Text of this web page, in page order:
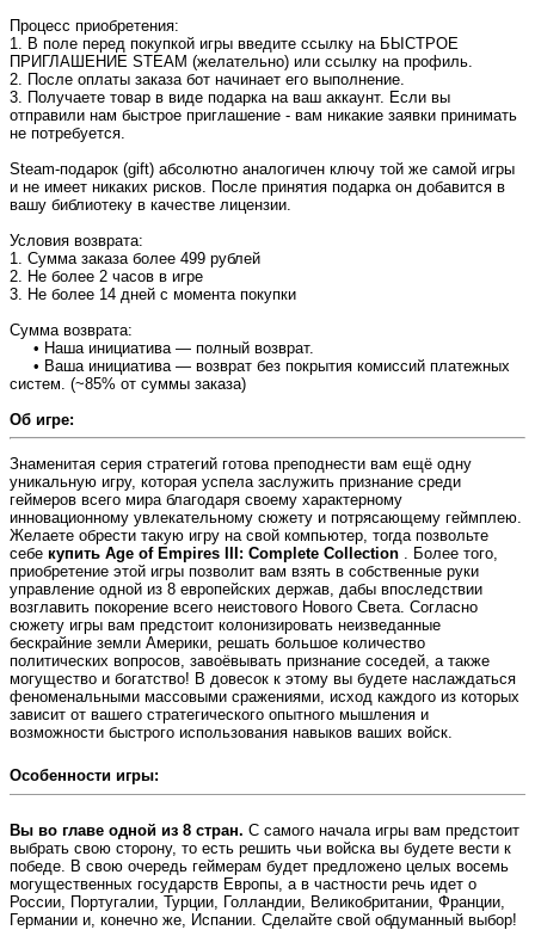
Процесс приобретения:
1. В поле перед покупкой игры введите ссылку на БЫСТРОЕ
ПРИГЛАШЕНИЕ STEAM (желательно) или ссылку на профиль.
2. После оплаты заказа бот начинает его выполнение.
3. Получаете товар в виде подарка на ваш аккаунт. Если вы
отправили нам быстрое приглашение - вам никакие заявки принимать
не потребуется.
Steam-подарок (gift) абсолютно аналогичен ключу той же самой игры
и не имеет никаких рисков. После принятия подарка он добавится в
вашу библиотеку в качестве лицензии.
Условия возврата:
1. Сумма заказа более 499 рублей
2. Не более 2 часов в игре
3. Не более 14 дней с момента покупки
Сумма возврата:
⠀⠀• Наша инициатива — полный возврат.
⠀⠀• Ваша инициатива — возврат без покрытия комиссий платежных
систем. (~85% от суммы заказа)
Об игре:
Знаменитая серия стратегий готова преподнести вам ещё одну
уникальную игру, которая успела заслужить признание среди
геймеров всего мира благодаря своему характерному
инновационному увлекательному сюжету и потрясающему геймплею.
Желаете обрести такую игру на свой компьютер, тогда позвольте
себе купить Age of Empires III: Complete Collection
. Более того,
приобретение этой игры позволит вам взять в собственные руки
управление одной из 8 европейских держав, дабы впоследствии
возглавить покорение всего неистового Нового Света. Согласно
сюжету игры вам предстоит колонизировать неизведанные
бескрайние земли Америки, решать большое количество
политических вопросов, завоёвывать признание соседей, а также
могущество и богатство! В довесок к этому вы будете наслаждаться
феноменальными массовыми сражениями, исход каждого из которых
зависит от вашего стратегического опытного мышления и
возможности быстрого использования навыков ваших войск.
Особенности игры:
Вы во главе одной из 8 стран. С самого начала игры вам предстоит
выбрать свою сторону, то есть решить чьи войска вы будете вести к
победе. В свою очередь геймерам будет предложено целых восемь
могущественных государств Европы, а в частности речь идет о
России, Португалии, Турции, Голландии, Великобритании, Франции,
Германии и, конечно же, Испании. Сделайте свой обдуманный выбор!